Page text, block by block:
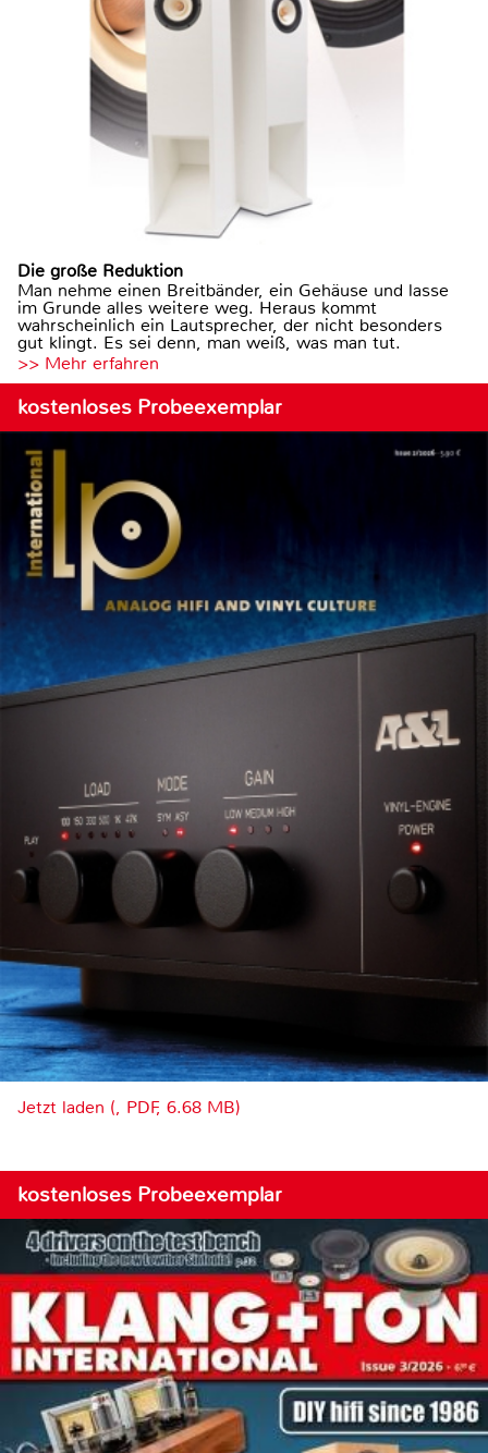
Die große Reduktion
Man nehme einen Breitbänder, ein Gehäuse und lasse
im Grunde alles weitere weg. Heraus kommt
wahrscheinlich ein Lautsprecher, der nicht besonders
gut klingt. Es sei denn, man weiß, was man tut.
>> Mehr erfahren
kostenloses Probeexemplar
Jetzt laden (, PDF, 6.68 MB)
kostenloses Probeexemplar